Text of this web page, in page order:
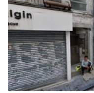
Conference Room
Container
Creative Space
Event Space
Fair / Festival
Hall